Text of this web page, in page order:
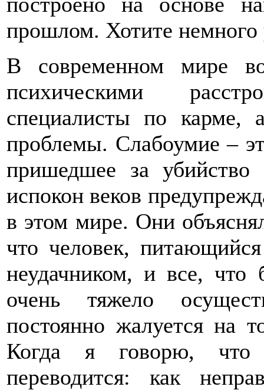
прошлом. Хотите немного
В современном мире
психическими
специалисты по карме,
проблемы. Слабоумие –
пришедшее за
испокон веков
в этом мире. Они
что человек,
неудачником, и все,
очень тяжело
постоянно жалуется на
Когда я говорю, что
переводится: как